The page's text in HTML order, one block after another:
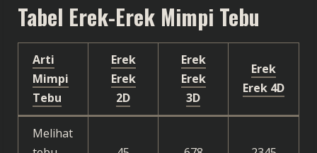
Tabel Erek-Erek Mimpi Tebu
Arti
Mimpi
Tebu
Erek
Erek
2D
Erek
Erek
3D
Erek
Erek 4D
Melihat